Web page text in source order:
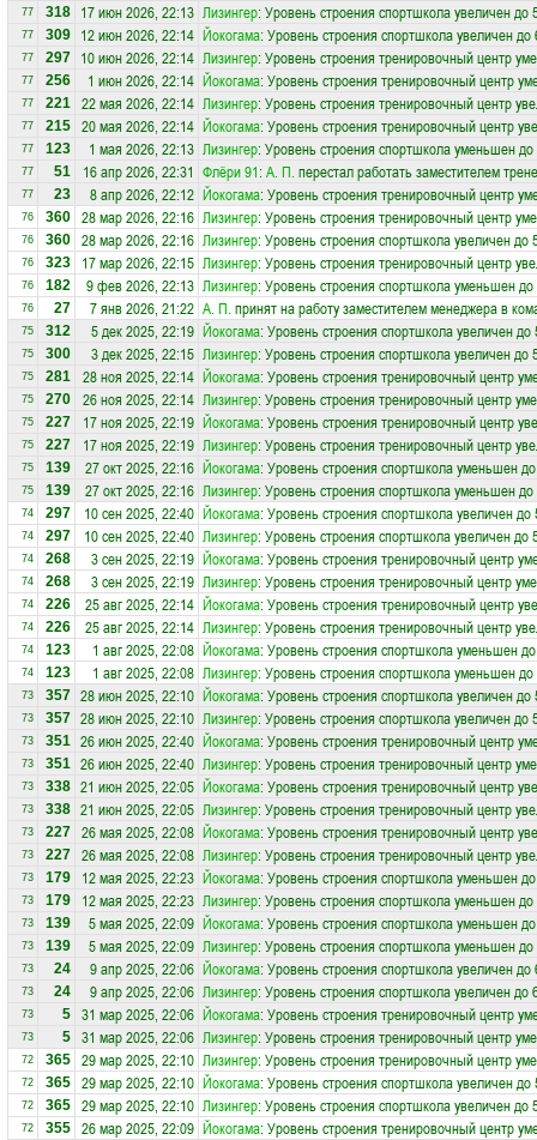
77 318 17 июн 2026, 22:13 Лизингер: Уровень строения спортшкола увеличен до
77 309 12 июн 2026, 22:14 Йокогама: Уровень строения спортшкола увеличен до
77 297 10 июн 2026, 22:14 Лизингер: Уровень строения тренировочный центр
77 256 1 июн 2026, 22:14 Йокогама: Уровень строения тренировочный центр
77 221 22 мая 2026, 22:14 Лизингер: Уровень строения тренировочный центр
77 215 20 мая 2026, 22:14 Йокогама: Уровень строения тренировочный центр
77 123 1 мая 2026, 22:13 Лизингер: Уровень строения спортшкола уменьшен до
77 51 16 апр 2026, 22:31 Флёри 91: А. П. перестал работать заместителем
77 23 8 апр 2026, 22:12 Йокогама: Уровень строения тренировочный центр
76 360 28 мар 2026, 22:16 Лизингер: Уровень строения тренировочный центр
76 360 28 мар 2026, 22:16 Лизингер: Уровень строения спортшкола увеличен до
76 323 17 мар 2026, 22:15 Лизингер: Уровень строения тренировочный центр
76 182 9 фев 2026, 22:13 Лизингер: Уровень строения спортшкола уменьшен до
76 27 7 янв 2026, 21:22 А. П. принят на работу заместителем менеджера в
75 312 5 дек 2025, 22:19 Йокогама: Уровень строения спортшкола увеличен до
75 300 3 дек 2025, 22:15 Лизингер: Уровень строения спортшкола увеличен до
75 281 28 ноя 2025, 22:14 Йокогама: Уровень строения тренировочный центр
75 270 26 ноя 2025, 22:14 Лизингер: Уровень строения тренировочный центр
75 227 17 ноя 2025, 22:19 Йокогама: Уровень строения тренировочный центр
75 227 17 ноя 2025, 22:19 Лизингер: Уровень строения тренировочный центр
75 139 27 окт 2025, 22:16 Йокогама: Уровень строения спортшкола уменьшен
75 139 27 окт 2025, 22:16 Лизингер: Уровень строения спортшкола уменьшен до
74 297 10 сен 2025, 22:40 Йокогама: Уровень строения спортшкола увеличен до
74 297 10 сен 2025, 22:40 Лизингер: Уровень строения спортшкола увеличен до
74 268 3 сен 2025, 22:19 Йокогама: Уровень строения тренировочный центр
74 268 3 сен 2025, 22:19 Лизингер: Уровень строения тренировочный центр
74 226 25 авг 2025, 22:14 Йокогама: Уровень строения тренировочный центр
74 226 25 авг 2025, 22:14 Лизингер: Уровень строения тренировочный центр
74 123 1 авг 2025, 22:08 Йокогама: Уровень строения спортшкола уменьшен
74 123 1 авг 2025, 22:08 Лизингер: Уровень строения спортшкола уменьшен до
73 357 28 июн 2025, 22:10 Йокогама: Уровень строения спортшкола увеличен до
73 357 28 июн 2025, 22:10 Лизингер: Уровень строения спортшкола увеличен до
73 351 26 июн 2025, 22:40 Йокогама: Уровень строения тренировочный центр
73 351 26 июн 2025, 22:40 Лизингер: Уровень строения тренировочный центр
73 338 21 июн 2025, 22:05 Йокогама: Уровень строения тренировочный центр
73 338 21 июн 2025, 22:05 Лизингер: Уровень строения тренировочный центр
73 227 26 мая 2025, 22:08 Йокогама: Уровень строения тренировочный центр
73 227 26 мая 2025, 22:08 Лизингер: Уровень строения тренировочный центр
73 179 12 мая 2025, 22:23 Йокогама: Уровень строения спортшкола уменьшен
73 179 12 мая 2025, 22:23 Лизингер: Уровень строения спортшкола уменьшен до
73 139 5 мая 2025, 22:09 Йокогама: Уровень строения спортшкола уменьшен
73 139 5 мая 2025, 22:09 Лизингер: Уровень строения спортшкола уменьшен до
73 24 9 апр 2025, 22:06 Йокогама: Уровень строения спортшкола увеличен до
73 24 9 апр 2025, 22:06 Лизингер: Уровень строения спортшкола увеличен до
73 5 31 мар 2025, 22:06 Йокогама: Уровень строения тренировочный центр
73 5 31 мар 2025, 22:06 Лизингер: Уровень строения тренировочный центр
72 365 29 мар 2025, 22:10 Лизингер: Уровень строения тренировочный центр
72 365 29 мар 2025, 22:10 Йокогама: Уровень строения спортшкола увеличен до
72 365 29 мар 2025, 22:10 Лизингер: Уровень строения спортшкола увеличен до
72 355 26 мар 2025, 22:09 Йокогама: Уровень строения тренировочный центр